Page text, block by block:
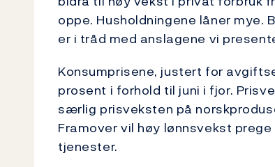
oppe. Husholdningene låner mye.
er i tråd med anslagene vi
Konsumprisene, justert for
prosent i forhold til juni i fjor.
særlig prisveksten på
Framover vil høy lønnsvekst
tjenester.